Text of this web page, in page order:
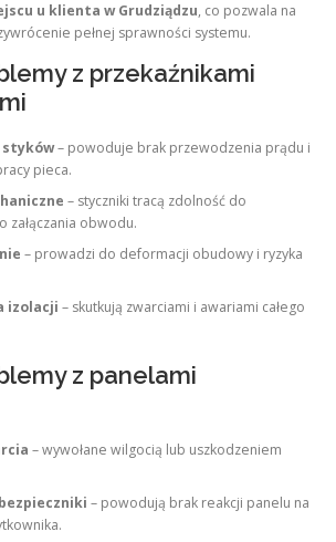
u klienta w Grudziądzu, co pozwala na
pełnej sprawności systemu.
z przekaźnikami
styków– powoduje brak przewodzenia prądu i
pieca.
– styczniki tracą zdolność do
załączania obwodu.
– prowadzi do deformacji obudowy i ryzyka
izolacji – skutkują zwarciami i awariami całego
z panelami
– wywołane wilgocią lub uszkodzeniem
– powodują brak reakcji panelu na